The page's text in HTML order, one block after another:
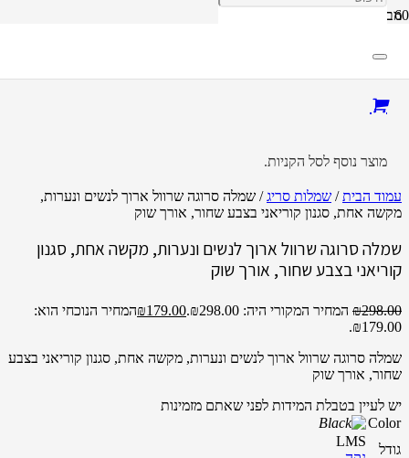
מוצר נוסף לסל הקניות.
מבצע!
עמוד הבית/ שמלות סריג/ שמלה סרוגה שרוול ארוך לנשים ונערות,
מקשה אחת, סגנון קוריאני בצבע שחור, אורך שוק
שמלה סרוגה שרוול ארוך לנשים ונערות, מקשה אחת, סגנון
קוריאני בצבע שחור, אורך שוק
₪298.00 המחיר המקורי היה: ₪298.00. ₪179.00
המחיר הנוכחי הוא:
₪179.00.
שמלה סרוגה שרוול ארוך לנשים ונערות, מקשה אחת, סגנון קוריאני בצבע
שחור, אורך שוק
יש לעיין בטבלת המידות לפני שאתם מזמינות
Color
גודל
LMS